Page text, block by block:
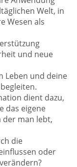
Welt, in
Wesen als
und neue
Leben und deine
dient dazu,
das eigene
der man lebt,
die
oder